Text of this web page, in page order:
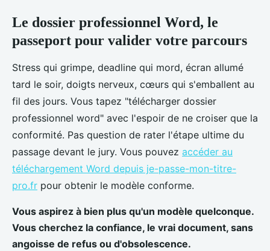
Le dossier professionnel Word, le
passeport pour valider votre parcours
Stress qui grimpe, deadline qui mord, écran allumé
tard le soir, doigts nerveux, cœurs qui s'emballent au
fil des jours. Vous tapez "télécharger dossier
professionnel word" avec l'espoir de ne croiser que la
conformité. Pas question de rater l'étape ultime du
passage devant le jury. Vous pouvez accéder au
téléchargement Word depuis je-passe-mon-titre-
pro.fr pour obtenir le modèle conforme.
Vous aspirez à bien plus qu'un modèle quelconque.
Vous cherchez la confiance, le vrai document, sans
angoisse de refus ou d'obsolescence.